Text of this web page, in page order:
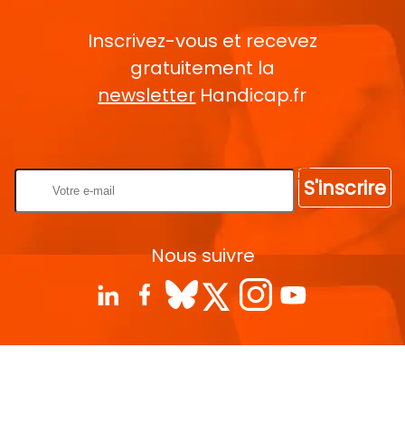
Inscrivez-vous et recevez
gratuitement la
newsletter Handicap.fr
S'inscrire
Nous suivre